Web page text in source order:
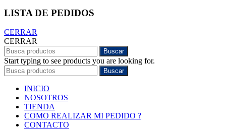
LISTA DE PEDIDOS
CERRAR
CERRAR
Buscar
Start typing to see products you are looking for.
Buscar
INICIO
NOSOTROS
TIENDA
COMO REALIZAR MI PEDIDO ?
CONTACTO